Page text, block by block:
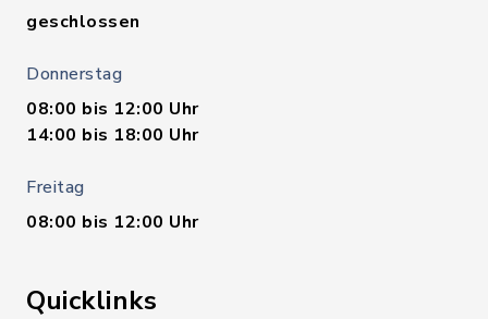
geschlossen
Donnerstag
08:00 bis 12:00 Uhr
14:00 bis 18:00 Uhr
Freitag
08:00 bis 12:00 Uhr
Quicklinks